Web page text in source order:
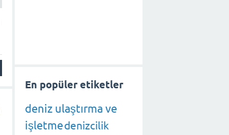
En popüler etiketler
deniz ulaştırma ve
işletmedenizcilik